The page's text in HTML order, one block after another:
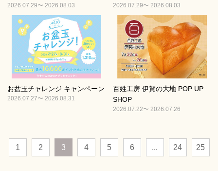
2026.07.29〜 2026.08.03 2026.07.29〜 2026.08.03
お盆玉チャレンジ キャンペーン
2026.07.27〜 2026.08.31
百姓工房 伊賀の大地 POP UP
SHOP
2026.07.22〜 2026.07.26
1 2 3 4 5 6 ... 24 25